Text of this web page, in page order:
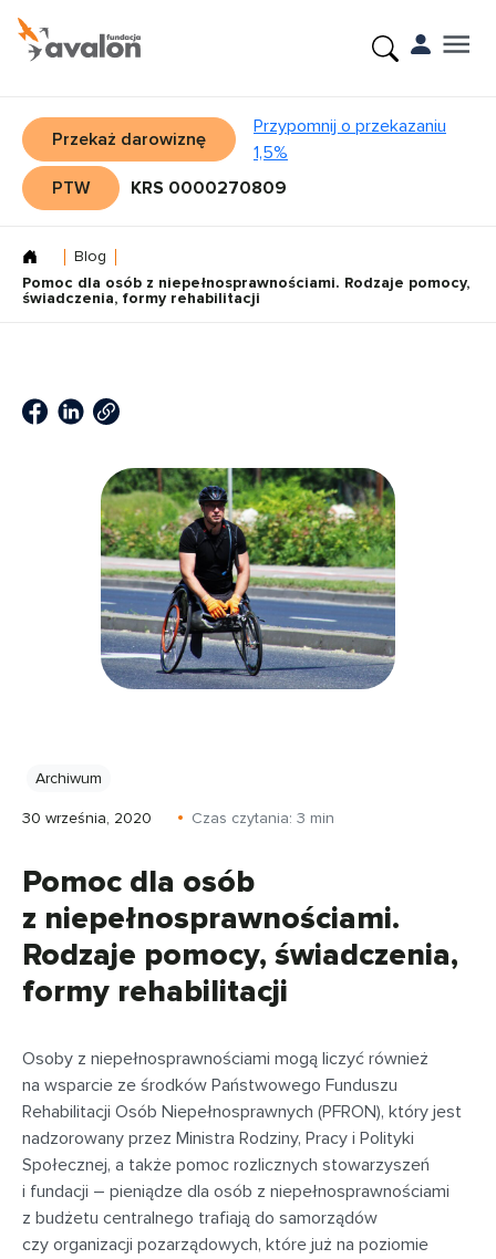
Przekaż darowiznę
Przypomnij o przekazaniu
1,5%
PTW
KRS 0000270809
Blog
Pomoc dla osób z niepełnosprawnościami. Rodzaje pomocy,
świadczenia, formy rehabilitacji
Archiwum
30 września, 2020 Czas czytania: 3 min
Pomoc dla osób
z niepełnosprawnościami.
Rodzaje pomocy, świadczenia,
formy rehabilitacji
Osoby z niepełnosprawnościami mogą liczyć również
na wsparcie ze środków Państwowego Funduszu
Rehabilitacji Osób Niepełnosprawnych (PFRON), który jest
nadzorowany przez Ministra Rodziny, Pracy i Polityki
Społecznej, a także pomoc rozlicznych stowarzyszeń
i fundacji – pieniądze dla osób z niepełnosprawnościami
z budżetu centralnego trafiają do samorządów
czy organizacji pozarządowych, które już na poziomie